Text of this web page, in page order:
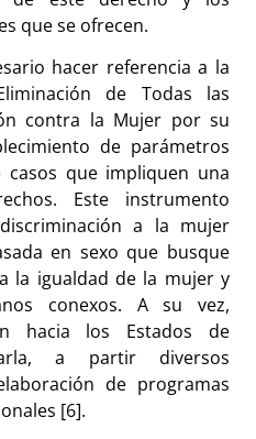
que se ofrecen.
hacer referencia a la
de Todas las
contra la Mujer por su
de parámetros
que impliquen una
Este instrumento
a la mujer
en sexo que busque
la igualdad de la mujer y
conexos. A su vez,
hacia los Estados de
a partir diversos
de programas
[6].